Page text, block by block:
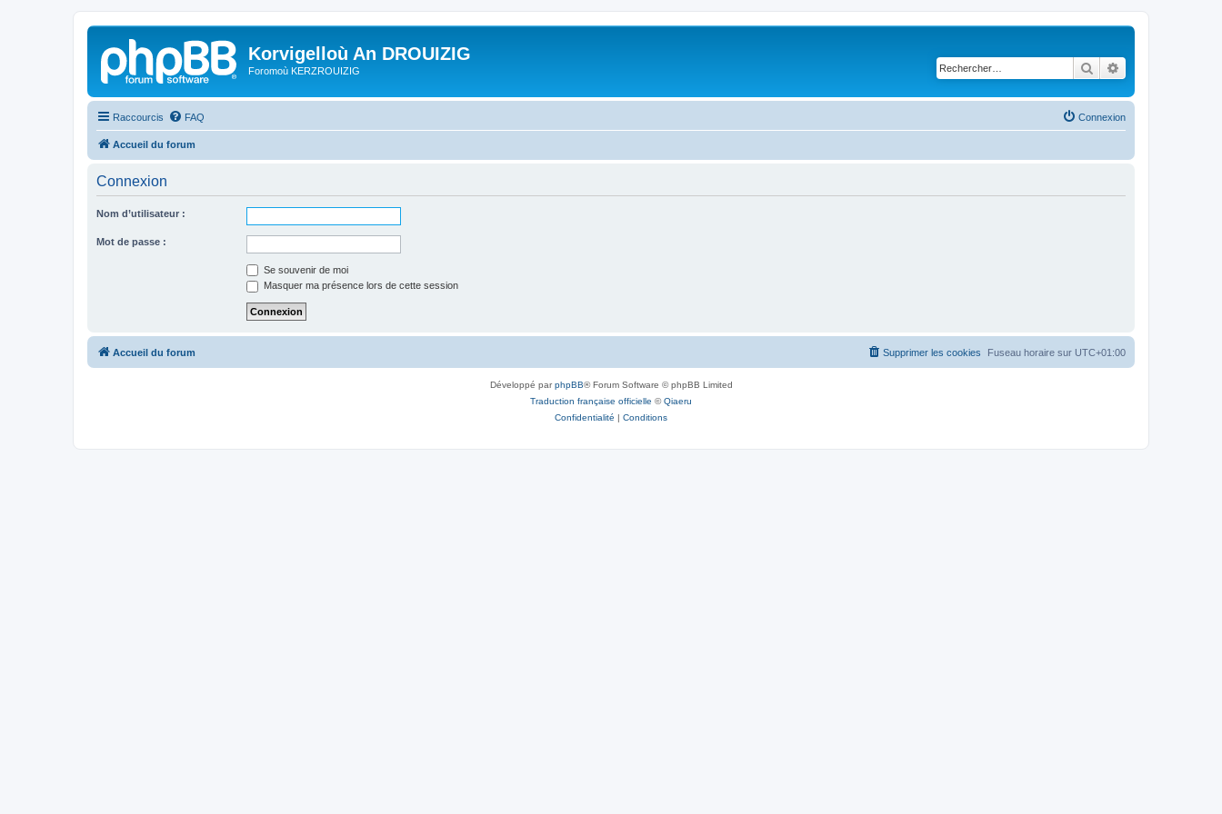
Korvigelloù An DROUIZIG
Foromoù KERZROUIZIG Rechercher
Raccourcis FAQ Connexion
Accueil du forum
Connexion
Nom d’utilisateur :
Mot de passe :
Se souvenir de moi
Masquer ma présence lors de cette session
Accueil du forum Fuseau horaire sur UTC+01:00
Supprimer les cookies
Développé parphpBB® Forum Software © phpBB Limited
Traduction française officielle ©Qiaeru
Confidentialité | Conditions